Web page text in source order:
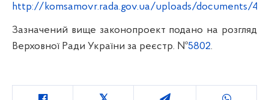
http://komsamovr.rada.gov.ua/uploads/documents/
Зазначений вище законопроект подано на розгляд
Верховної Ради України за реєстр. №5802.